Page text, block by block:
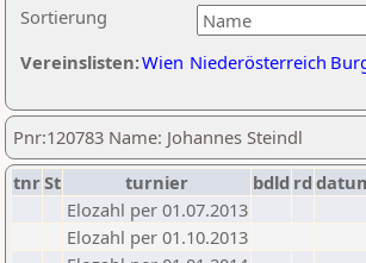
Sortierung
Vereinslisten:Wien Niederösterreich
Pnr:120783 Name: Johannes Steindl
tnrSt turnier bdld rd
Elozahl per 01.07.2013
Elozahl per 01.10.2013